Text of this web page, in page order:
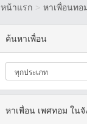
หน้าแรก > หาเพื่อนทอ
ค้นหาเพื่อน
หาเพื่อน เพศทอม ใน